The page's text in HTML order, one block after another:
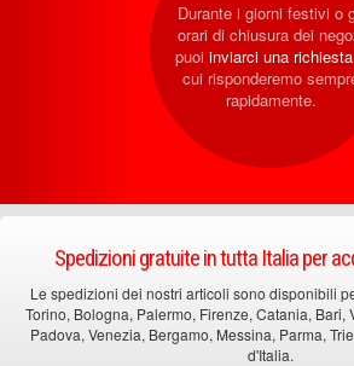
Durante i giorni festivi o
orari di chiusura dei
puoi inviarci una richiesta
cui risponderemo
rapidamente.
Spedizioni gratuite in tutta Italia per
Le spedizioni dei nostri articoli sono disponibili
Torino, Bologna, Palermo, Firenze, Catania, Bari,
Padova, Venezia, Bergamo, Messina, Parma,
d'Italia.